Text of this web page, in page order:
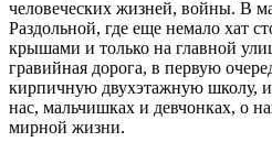
человеческих жизней, войны. В
Раздольной, где еще немало хат
крышами и только на главной
гравийная дорога, в первую
кирпичную двухэтажную школу, и
нас, мальчишках и девчонках, о
мирной жизни.